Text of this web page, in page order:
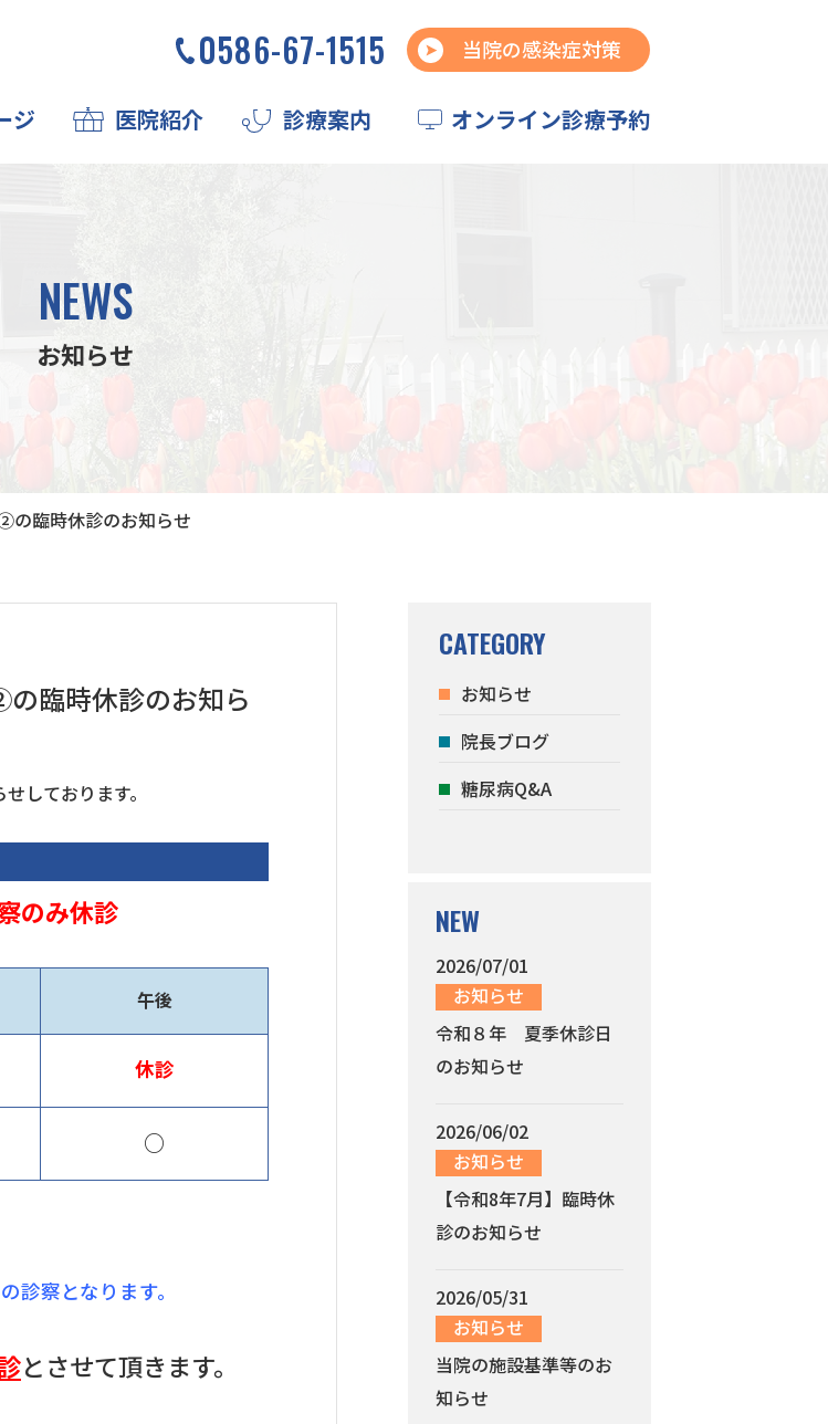
0586-67-1515 当院の感染症対策
ジ 医院紹介 診療案内 オンライン診療予約
NEWS
お知らせ
の臨時休診のお知らせ
臨時休診のお知ら
しております。
のみ休診
午後
休診
○
診察となります。
とさせて頂きます。
CATEGORY
お知らせ
院長ブログ
糖尿病Q&A
NEW
2026/07/01
お知らせ
令和８年 夏季休診日
のお知らせ
2026/06/02
お知らせ
【令和8年7月】臨時休
診のお知らせ
2026/05/31
お知らせ
当院の施設基準等のお
知らせ